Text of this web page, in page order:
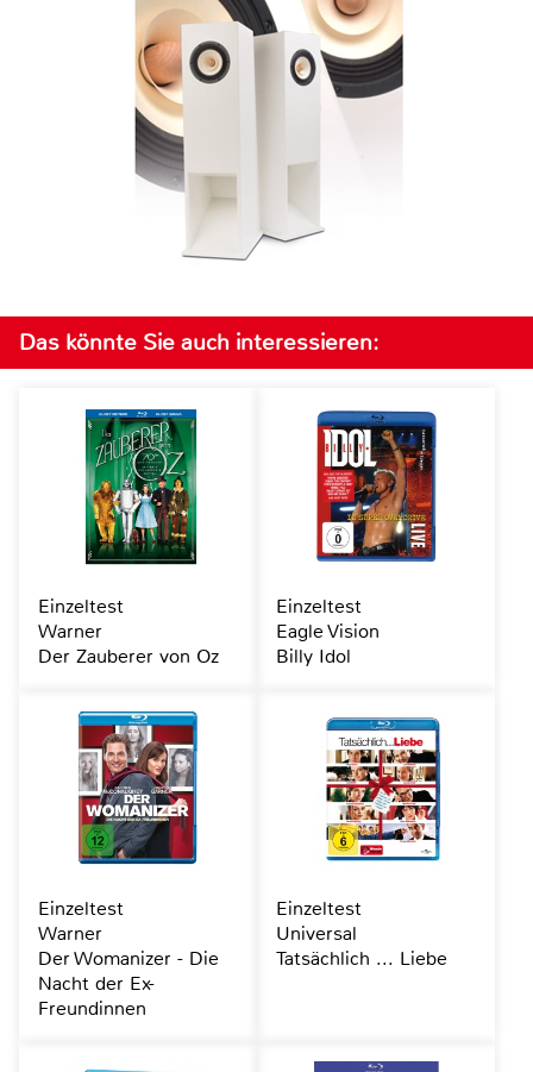
Das könnte Sie auch interessieren:
Einzeltest
Warner
Der Zauberer von Oz
Einzeltest
Eagle Vision
Billy Idol
Einzeltest
Warner
Der Womanizer - Die
Nacht der Ex-
Freundinnen
Einzeltest
Universal
Tatsächlich ... Liebe